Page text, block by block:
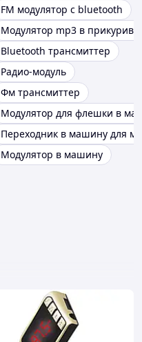
FM модулятор с bluetooth
Модулятор mp3 в
Bluetooth трансмиттер
Радио-модуль
Фм трансмиттер
Модулятор для флешки в
Переходник в машину для
Модулятор в машину